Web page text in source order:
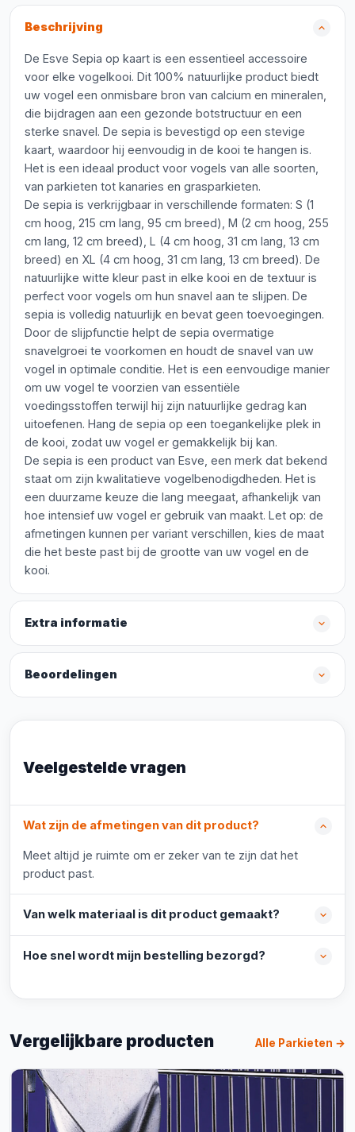
Beschrijving
De Esve Sepia op kaart is een essentieel accessoire
voor elke vogelkooi. Dit 100% natuurlijke product biedt
uw vogel een onmisbare bron van calcium en mineralen,
die bijdragen aan een gezonde botstructuur en een
sterke snavel. De sepia is bevestigd op een stevige
kaart, waardoor hij eenvoudig in de kooi te hangen is.
Het is een ideaal product voor vogels van alle soorten,
van parkieten tot kanaries en grasparkieten.
De sepia is verkrijgbaar in verschillende formaten: S (1
cm hoog, 215 cm lang, 95 cm breed), M (2 cm hoog, 255
cm lang, 12 cm breed), L (4 cm hoog, 31 cm lang, 13 cm
breed) en XL (4 cm hoog, 31 cm lang, 13 cm breed). De
natuurlijke witte kleur past in elke kooi en de textuur is
perfect voor vogels om hun snavel aan te slijpen. De
sepia is volledig natuurlijk en bevat geen toevoegingen.
Door de slijpfunctie helpt de sepia overmatige
snavelgroei te voorkomen en houdt de snavel van uw
vogel in optimale conditie. Het is een eenvoudige manier
om uw vogel te voorzien van essentiële
voedingsstoffen terwijl hij zijn natuurlijke gedrag kan
uitoefenen. Hang de sepia op een toegankelijke plek in
de kooi, zodat uw vogel er gemakkelijk bij kan.
De sepia is een product van Esve, een merk dat bekend
staat om zijn kwalitatieve vogelbenodigdheden. Het is
een duurzame keuze die lang meegaat, afhankelijk van
hoe intensief uw vogel er gebruik van maakt. Let op: de
afmetingen kunnen per variant verschillen, kies de maat
die het beste past bij de grootte van uw vogel en de
kooi.
Extra informatie
Beoordelingen
Veelgestelde vragen
Wat zijn de afmetingen van dit product?
Meet altijd je ruimte om er zeker van te zijn dat het
product past.
Van welk materiaal is dit product gemaakt?
Hoe snel wordt mijn bestelling bezorgd?
Vergelijkbare producten Alle Parkieten →